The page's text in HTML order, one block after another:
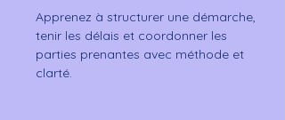
Apprenez à structurer une démarche,
tenir les délais et coordonner les
parties prenantes avec méthode et
clarté.